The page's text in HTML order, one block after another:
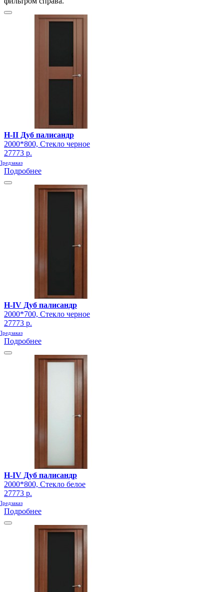
H-II Дуб палисандр
2000*800, Стекло черное
27773 р.
Подробнее
H-IV Дуб палисандр
2000*700, Стекло черное
27773 р.
Подробнее
H-IV Дуб палисандр
2000*800, Стекло белое
27773 р.
Подробнее